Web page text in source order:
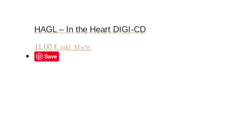
HAGL – In the Heart DIGI-CD
11,00 € inkl. MwSt.
Save